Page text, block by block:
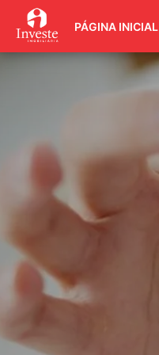
PÁGINA INICIAL